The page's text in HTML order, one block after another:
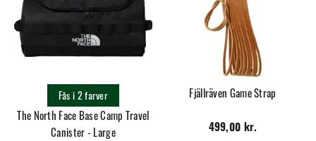
The North Face Base Camp Travel
Canister - Large
Fås i 2 farver Fjällräven Game Strap
499,00 kr.